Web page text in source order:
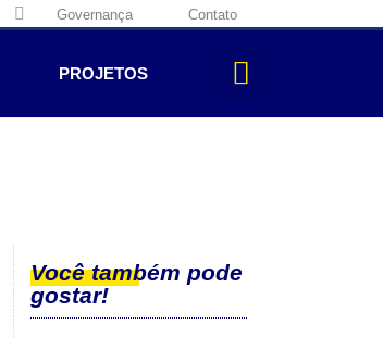
Governança Contato
PROJETOS
Você também pode
gostar!